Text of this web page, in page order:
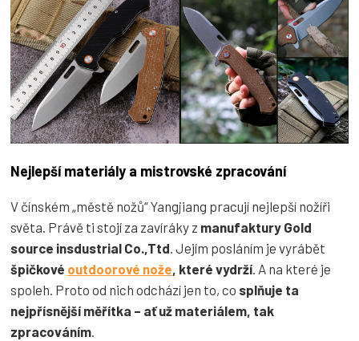
Nejlepší materiály a mistrovské zpracování
V čínském „městě nožů“ Yangjiang pracují nejlepší nožíři
světa. Právě ti stojí za zavíráky z manufaktury Gold
source insdustrial Co.,Ttd . Jejím posláním je vyrábět
špičkové outdoorové nože , které vydrží . A na které je
spoleh. Proto od nich odchází jen to, co splňuje ta
nejpřísnější měřítka – ať už materiálem, tak
zpracováním